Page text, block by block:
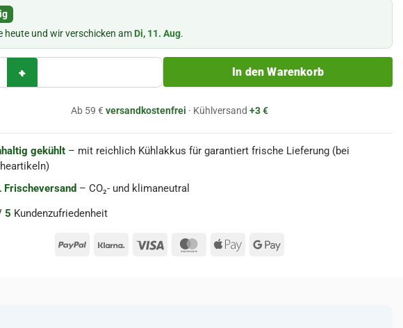
heute und wir verschicken am Di, 11. Aug.
Menge In den Warenkorb
Ab 59 € versandkostenfrei · Kühlversand +3 €
gekühlt– mit reichlich Kühlakkus für garantiert frische Lieferung (bei
Frischeversand – CO₂- und klimaneutral
5 Kundenzufriedenheit
PayPal Klarna Visa MasterCard
Apple Google